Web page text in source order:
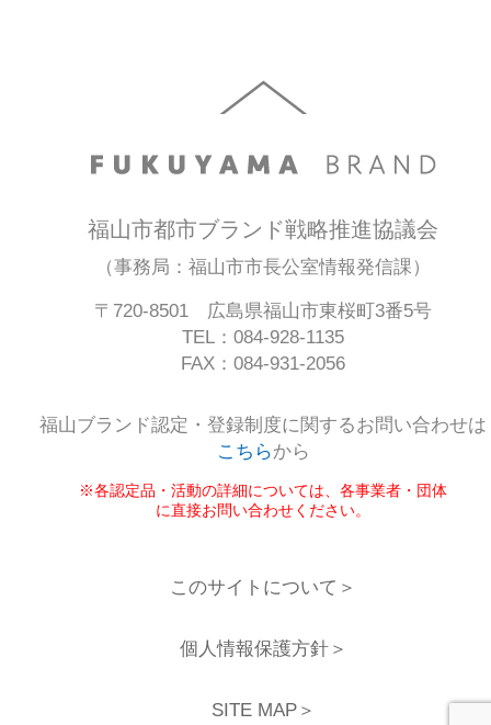
福山市都市ブランド戦略推進協議会
（事務局：福山市市長公室情報発信課）
〒720-8501 広島県福山市東桜町3番5号
TEL：084-928-1135
FAX：084-931-2056
福山ブランド認定・登録制度に関するお問い合わせは
こちらから
※各認定品・活動の詳細については、各事業者・団体
に直接お問い合わせください。
このサイトについて＞
個人情報保護方針＞
SITE MAP＞